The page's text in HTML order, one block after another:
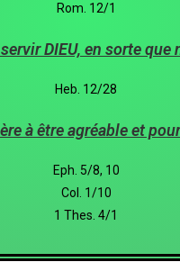
Rom. 12/1
DIEU, en sorte
Heb. 12/28
à être agréable et
Eph. 5/8, 10
Col. 1/10
1 Thes. 4/1